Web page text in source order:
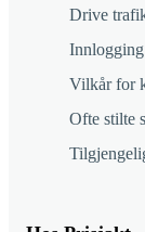
Drive
Vilkår for
Ofte stilte